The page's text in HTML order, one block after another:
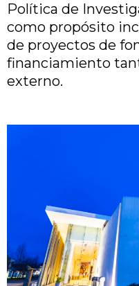
Política de
como propósito
de proyectos de
financiamiento
externo.